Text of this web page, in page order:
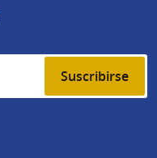
Suscribirse